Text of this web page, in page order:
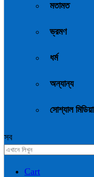
মতামত
ভ্রমণ
ধর্ম
অন্যান্য
সোশ্যাল মিডিয়া
সব
Cart